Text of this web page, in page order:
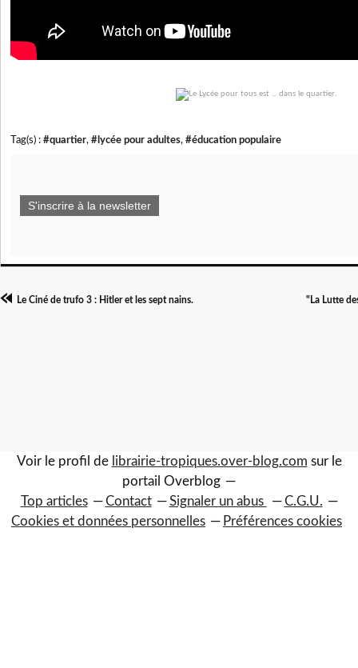
Tag(s) : #quartier, #lycée pour adultes, #éducation populaire
S'inscrire à la newsletter
Le Ciné de trufo 3 : Hitler et les sept nains. "La Lutte
Voir le profil de librairie-tropiques.over-blog.com sur le
portail Overblog
Top articles
Contact Signaler un abus
C.G.U.
Cookies et données personnelles
Préférences cookies